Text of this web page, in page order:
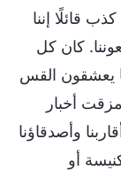
قائلًا إننا
كان كل
يعشقون القس
أخبار
وأصدقاؤنا
أو